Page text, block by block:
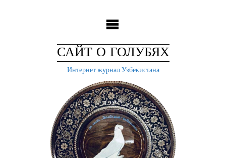
САЙТ О ГОЛУБЯХ
Интернет журнал Узбекистана